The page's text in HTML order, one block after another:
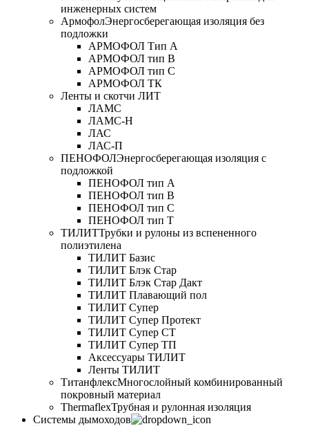
инженерных систем
АрмофолЭнергосберегающая изоляция без
подложки
АРМОФОЛ Тип А
АРМОФОЛ тип В
АРМОФОЛ тип C
АРМОФОЛ ТК
Ленты и скотчи ЛИТ
ЛАМС
ЛАМС-Н
ЛАС
ЛАС-П
ПЕНОФОЛЭнергосберегающая изоляция с
подложкой
ПЕНОФОЛ тип А
ПЕНОФОЛ тип B
ПЕНОФОЛ тип C
ПЕНОФОЛ тип T
ТИЛИТТрубки и рулоны из вспененного
полиэтилена
ТИЛИТ Базис
ТИЛИТ Блэк Стар
ТИЛИТ Блэк Стар Дакт
ТИЛИТ Плавающий пол
ТИЛИТ Супер
ТИЛИТ Супер Протект
ТИЛИТ Супер СТ
ТИЛИТ Супер ТП
Аксессуары ТИЛИТ
Ленты ТИЛИТ
ТитанфлексМногослойный комбинированный
покровный материал
ThermaflexТрубная и рулонная изоляция
Cистемы дымоходов